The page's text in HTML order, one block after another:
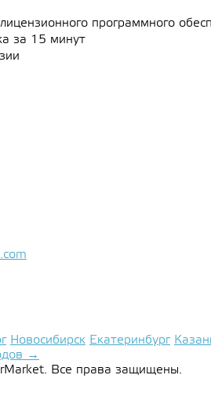
программного
за 15 минут
Новосибирск Екатеринбург
→
Все права защищены.